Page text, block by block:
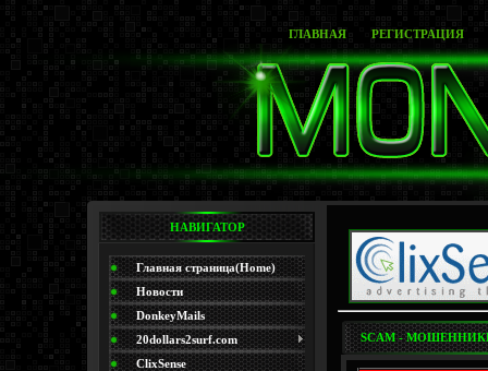
ГЛАВНАЯ РЕГИСТРАЦИЯ
НАВИГАТОР
Главная страница(Home)
Новости
DonkeyMails
20dollars2surf.com
ClixSense
SCAM -